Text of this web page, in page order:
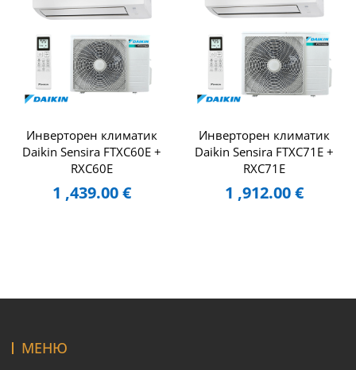
Инверторен климатик
Daikin Sensira FTXC60E +
RXC60E
1 ,439.00€
Инверторен климатик
Daikin Sensira FTXC71E +
RXC71E
1 ,912.00€
МЕНЮ